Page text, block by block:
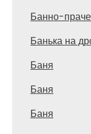
Банно-
Банька на
Баня
Баня
Баня